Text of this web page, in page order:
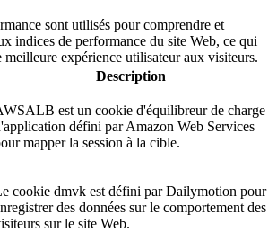
sont utilisés pour comprendre et
indices de performance du site Web, ce qui
expérience utilisateur aux visiteurs.
Description
est un cookie d'équilibreur de charge
défini par Amazon Web Services
mapper la session à la cible.
cookie dmvk est défini par Dailymotion pour
des données sur le comportement des
sur le site Web.